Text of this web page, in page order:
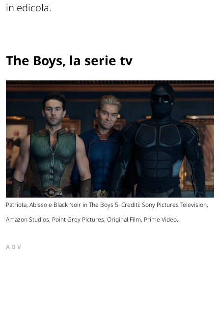
in edicola.
The Boys, la serie tv
Patriota, Abisso e Black Noir in The Boys 5. Crediti: Sony Pictures Television,
Amazon Studios, Point Grey Pictures, Original Film, Prime Video.
ADV